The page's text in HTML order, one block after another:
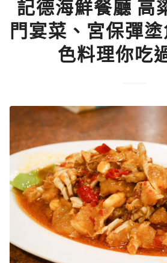
記德海鮮餐廳 高
門宴菜、宮保彈
色料理你吃